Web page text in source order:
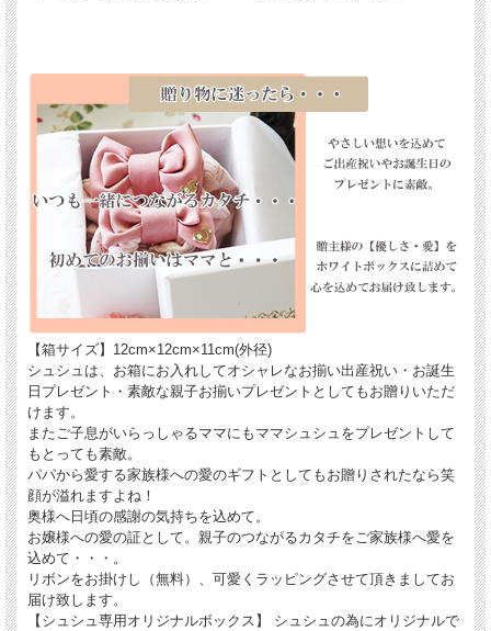
【箱サイズ】12cm×12cm×11cm(外径)
シュシュは、お箱にお入れしてオシャレなお揃い出産祝い・お誕生
日プレゼント・素敵な親子お揃いプレゼントとしてもお贈りいただ
けます。
またご子息がいらっしゃるママにもママシュシュをプレゼントして
もとっても素敵。
パパから愛する家族様への愛のギフトとしてもお贈りされたなら笑
顔が溢れますよね！
奥様へ日頃の感謝の気持ちを込めて。
お嬢様への愛の証として。親子のつながるカタチをご家族様へ愛を
込めて・・・。
リボンをお掛けし（無料）、可愛くラッピングさせて頂きましてお
届け致します。
【シュシュ専用オリジナルボックス】 シュシュの為にオリジナルで